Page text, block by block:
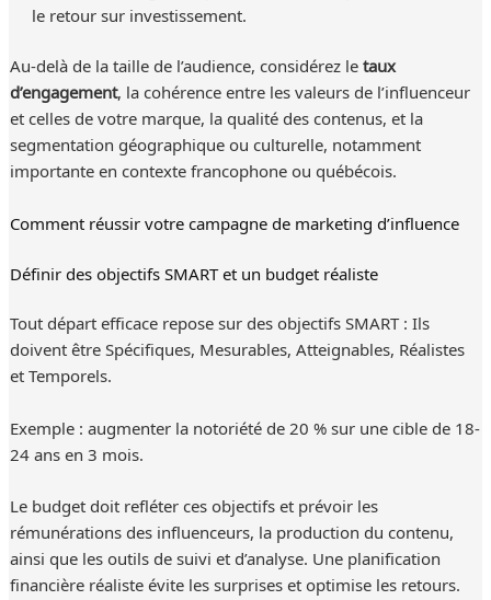
le retour sur investissement.
Au-delà de la taille de l’audience, considérez letaux
d’engagement, la cohérence entre les valeurs de l’influenceur
et celles de votre marque, la qualité des contenus, et la
segmentation géographique ou culturelle, notamment
importante en contexte francophone ou québécois.
Comment réussir votre campagne de marketing d’influence
Définir des objectifs SMART et un budget réaliste
Tout départ efficace repose sur des objectifs SMART : Ils
doivent être Spécifiques, Mesurables, Atteignables, Réalistes
et Temporels.
Exemple : augmenter la notoriété de 20 % sur une cible de 18-
24 ans en 3 mois.
Le budget doit refléter ces objectifs et prévoir les
rémunérations des influenceurs, la production du contenu,
ainsi que les outils de suivi et d’analyse. Une planification
financière réaliste évite les surprises et optimise les retours.